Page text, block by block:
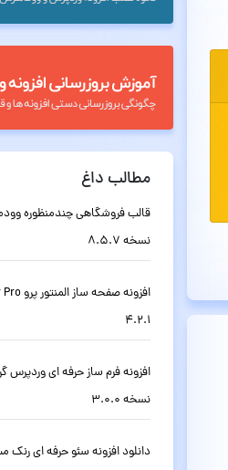
مطالب داغ
نسخه 8.5.7
4.2.1
نسخه 3.0.0